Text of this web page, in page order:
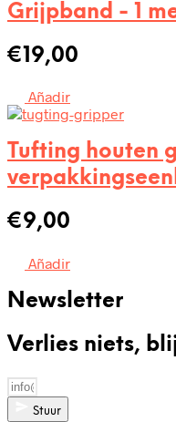
Grijpband - 1
€19,00
Añadir
Tufting houten
€9,00
Añadir
Newsletter
Verlies niets,
Stuur